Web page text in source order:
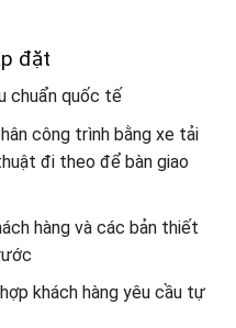
đặt
chuẩn quốc tế
công trình bằng xe tải
đi theo để bàn giao
hàng và các bản thiết
khách hàng yêu cầu tự